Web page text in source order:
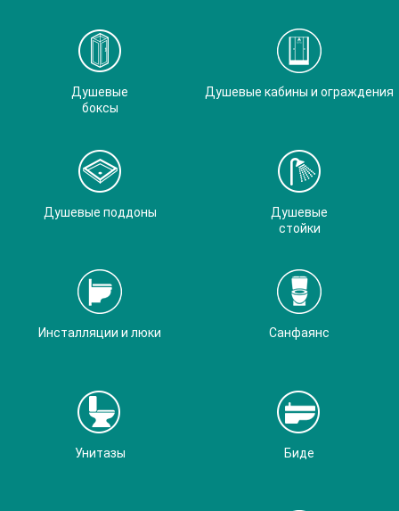
Душевые
боксы
Душевые кабины и ограждения
Душевые поддоны
Душевые
стойки
Инсталляции и люки Санфаянс
Унитазы Биде